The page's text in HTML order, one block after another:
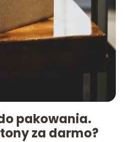
pakowania.
za darmo?